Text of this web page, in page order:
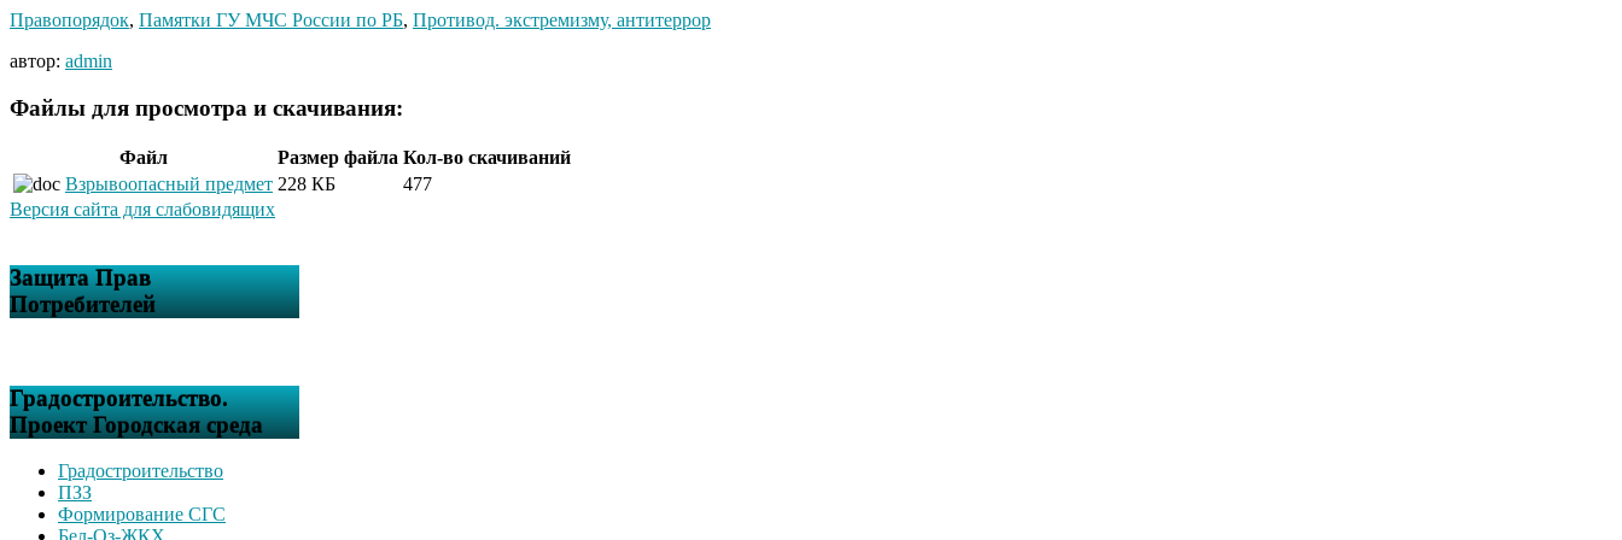
Правопорядок, Памятки ГУ МЧС России по РБ, Противод. экстремизму, антитеррор
автор: admin
Файлы для просмотра и скачивания:
Файл Размер файла Кол-во скачиваний
Взрывоопасный предмет 228 КБ
477
Версия сайта для слабовидящих
Защита Прав
Потребителей
Градостроительство.
Проект Городская среда
Градостроительство
ПЗЗ
Формирование СГС